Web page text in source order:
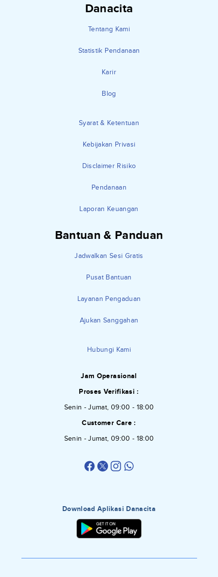
Danacita
Tentang Kami
Statistik Pendanaan
Karir
Blog
Syarat & Ketentuan
Kebijakan Privasi
Disclaimer Risiko
Pendanaan
Laporan Keuangan
Bantuan & Panduan
Jadwalkan Sesi Gratis
Pusat Bantuan
Layanan Pengaduan
Ajukan Sanggahan
Hubungi Kami
Jam Operasional
Proses Verifikasi :
Senin - Jumat, 09:00 - 18:00
Customer Care :
Senin - Jumat, 09:00 - 18:00
Download Aplikasi Danacita